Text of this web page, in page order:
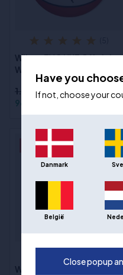
Wilson EVO NXT Official
WNBA- stl. 6
1.193,00 kr
969,00 kr
- 17%
Wilson FIBA 3x3 Official
Have you
If not, choose your
Danmark
België
Close popup